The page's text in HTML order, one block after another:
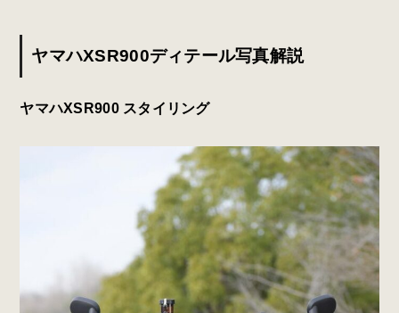
ヤマハXSR900ディテール写真解説
ヤマハXSR900 スタイリング